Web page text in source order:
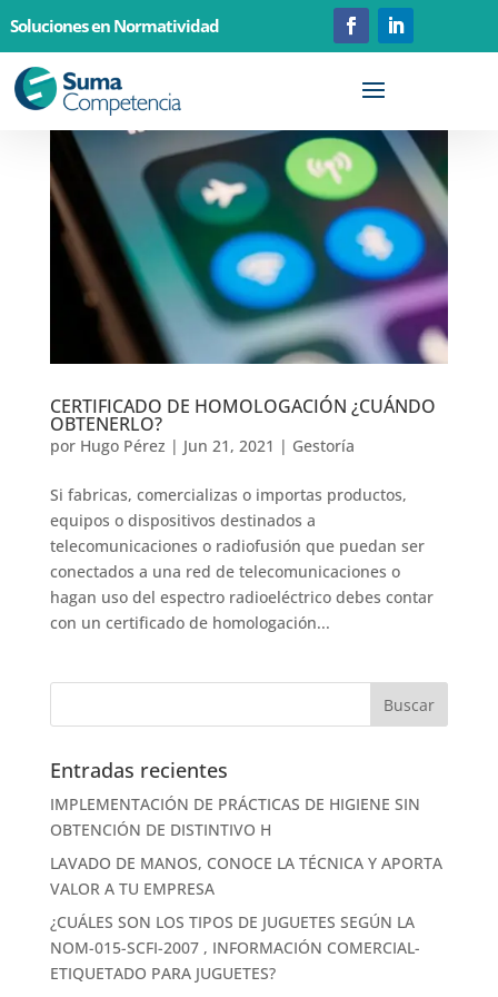
Soluciones en Normatividad
CERTIFICADO DE HOMOLOGACIÓN ¿CUÁNDO
OBTENERLO?
por Hugo Pérez | Jun 21, 2021 | Gestoría
Si fabricas, comercializas o importas productos,
equipos o dispositivos destinados a
telecomunicaciones o radiofusión que puedan ser
conectados a una red de telecomunicaciones o
hagan uso del espectro radioeléctrico debes contar
con un certificado de homologación...
Entradas recientes
IMPLEMENTACIÓN DE PRÁCTICAS DE HIGIENE SIN
OBTENCIÓN DE DISTINTIVO H
LAVADO DE MANOS, CONOCE LA TÉCNICA Y APORTA
VALOR A TU EMPRESA
¿CUÁLES SON LOS TIPOS DE JUGUETES SEGÚN LA
NOM-015-SCFI-2007 , INFORMACIÓN COMERCIAL-
ETIQUETADO PARA JUGUETES?